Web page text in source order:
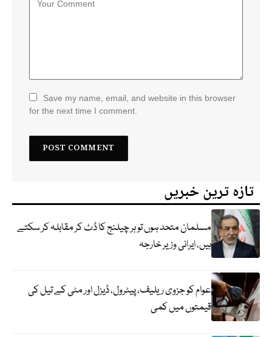
Save my name, email, and website in this browser
for the next time I comment.
تازہ ترین خبریں
مسلمان متحد ہوں تو ہر چیلنج کا ڈٹ کر مقابلہ کر سکتے
ہیں، ایرانی وزیر خارجہ
عوام کو جزوی ریلیف، پیٹرول، ڈیزل اور مٹی کے تیل کی
قیمتوں میں کمی